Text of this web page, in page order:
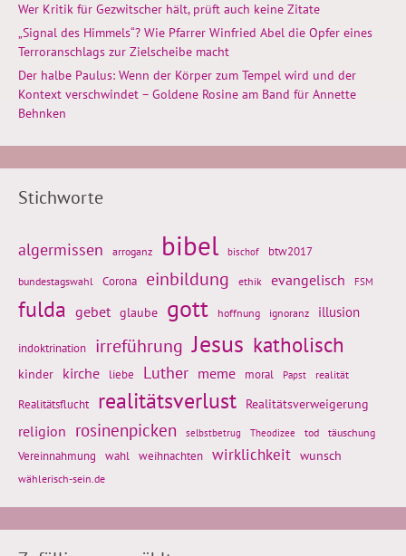
Wer Kritik für Gezwitscher hält, prüft auch keine Zitate
„Signal des Himmels“? Wie Pfarrer Winfried Abel die Opfer eines
Terroranschlags zur Zielscheibe macht
Der halbe Paulus: Wenn der Körper zum Tempel wird und der
Kontext verschwindet – Goldene Rosine am Band für Annette
Behnken
Stichworte
algermissen arroganz bibel bischof btw2017
bundestagswahl Corona einbildung ethik evangelisch FSM
fulda gebet glaube gott hoffnung ignoranz illusion
indoktrination irreführung Jesus katholisch
kinder kirche liebe Luther meme moral Papst realität
Realitätsflucht realitätsverlust Realitätsverweigerung
religion rosinenpicken selbstbetrug Theodizee tod täuschung
Vereinnahmung wahl weihnachten wirklichkeit wunsch
wählerisch-sein.de